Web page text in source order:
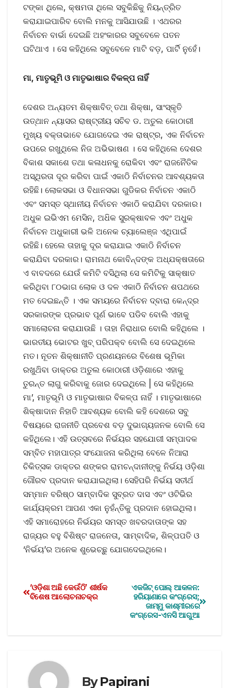
ଟଙ୍କା ଥିଲେ, କ୍ଷମତା ଥିଲେ ସବୁକିଛିକୁ ନିୟନ୍ତ୍ରିତ
କରାଯାଇପାରିବ ବୋଲି ମନକୁ ଆସିଯାଉଛି । ଏଥରର
ନିର୍ବାଚନ ବାର୍ଭା ଦେଇଛି ଅହଂକାରର ସବୁବେଳେ ପତନ
ଘଟିଥାଏ । ସେ କହିଥିଲେ ସବୁବେଳେ ମାଟି ବଡ଼, ପାର୍ଟି ନୁହେଁ।
ମା, ମାତୃଭୂମି ଓ ମାତୃଭାଷାର ବିକଳ୍ପ ନାହିଁ
ଦେଶର ଅନ୍ୟତମ ଶିକ୍ଷାବିତ୍ ତଥା ଶିକ୍ଷା, ସାଂସ୍କୃତି
ଉତ୍ଥାନ ନ୍ୟାସର ରାଷ୍ଟ୍ରୀୟ ସଚିବ ଡ. ଅତୁଲ କୋଠାରୀ
ମୁଖ୍ୟ ବକ୍ତାଭାବେ ଯୋଗଦେଇ ଏକ ରାଷ୍ଟ୍ର, ଏକ ନିର୍ବାଚନ
ଉପରେ ରଖୁଥିଲେ ନିଜ ଅଭିଭାଷଣ । ସେ କହିଥିଲେ ଦେଶର
ବିକାଶ ସକାଶେ ତଥା କଳାଧନକୁ ରୋକିବା ଏବଂ ରାଜନୈତିକ
ଅସ୍ଥିରତା ଦୂର କରିବା ପାଇଁ ଏକାଠି ନିର୍ବାଚନର ଆବଶ୍ୟକ‌ତା
ରହିଛି। ଲୋକସଭା ଓ ବିଧାନସଭା ଗୁଡିକର ନିର୍ବାଚନ ଏକାଠି
ଏବଂ ସମସ୍ତ ସ୍ଥାନୀୟ ନିର୍ବାଚନ ଏକାଠି କରାଯିବା ଦରକାର।
ଅଧୁକ ଇଭିଏମ ମେସିନ, ଅଧ‌ିକ ସୁରକ୍ଷାବଳ ଏବଂ ଅଧୁକ
ନିର୍ବାଚନ ଅଧୁକାରୀ ଭଳି ଅନେକ ଚ୍ୟାଲେଞ୍ଜ ଏଥିପାଇଁ
ରହିଛି। ହେଲେ ତାହାକୁ ଦୂର କରାଯାଇ ଏକାଠି ନିର୍ବାଚନ
କରାଯିବା ଦରକାର। ରାମନାଥ କୋବିନ୍ଦଙ୍କ ଅଧ୍ଯକ୍ଷତାରେ
ଏ ବାବଦରେ ଯେଉଁ କମିଟି ବସିଥିଲା ସେ କମିଟିକୁ ସାକ୍ଷାତ
କରିଥିବା ୮୦ଭାଗ ଲୋକ ଓ ଦଳ ଏକାଠି ନିର୍ବାଚନ ଶପଥରେ
ମତ ଦେଇଛନ୍ତି । ଏକ ସମୟରେ ନିର୍ବାଚନ ଦ୍ବାରା କେନ୍ଦ୍ର
ସରକାରଙ୍କ ପ୍ରଭାବ ପୂର୍ଣ ଭାବେ ପଡିବ ବୋଲି ଏହାକୁ
ସମାଲୋଚନା କରାଯାଉଛି । ତାହା ନିରାଧାର ବୋଲି କହିଥିଲେ ।
ଭାରତୀୟ ଭୋଟର ଖୁବ୍ ପରିପକ୍ବ ବୋଲି ସେ ଦେଇଥିଲେ
ମତ। ନୂତନ ଶିକ୍ଷାନୀତି ପ୍ରଣୟନରେ ବିଶେଷ ଭୂମିକା
ରଖୁଥ‌ିବା ଡାକ୍ତର ଅତୁଲ କୋଠାରୀ ଓଡ଼ିଶାରେ ଏହାକୁ
ତୁରନ୍ତ ଲାଗୁ କରିବାକୁ ଜୋର ଦେଇଥିଲେ | ସେ କହିଥିଲେ
ମା’, ମାତୃଭୂମି ଓ ମାତୃଭାଷାର ବିକଳ୍ପ ନାହିଁ । ମାତୃଭାଷାରେ
ଶିକ୍ଷାଦାନ ନିହାତି ଆବଶ୍ୟକ ବୋଲି କହି ଦେଶରେ ସବୁ
ବିଷୟରେ ରାଜନୀତି ପ୍ରବେଶ ବଡ଼ ଦୁଭାଗ୍ୟଜନକ ବୋଲି ସେ
କହିଥିଲେ। ଏହି ଉତ୍ସବରେ ନିର୍ଭୟର ସହଯୋଗୀ ସମ୍ପାଦକ
ସମ୍ବିତ ମହାପାତ୍ର ସଂଯୋଜନା କରିଥିଲା ବେଳେ ନିଆରା
ଚିକିତ୍ସକ ଡାକ୍ତର ଶଙ୍କର ରାମଚନ୍ଦାନୀଙ୍କୁ ନିର୍ଭୟ ଓଡ଼ିଶା
ଗୌରବ ପ୍ରଦାନ କରାଯାଇଥିଲା। ସେହିପରି ନିର୍ଭୟ ସତୀର୍ଥ
ସମ୍ମାନ ବରିଷ୍ଠ ସାମ୍ବାଦିକ ସୁବ୍ରତ ଦାସ ଏବଂ ଓଟିଭିର
କାର୍ଯ୍ୟକ୍ରମ ଆପଣ ଏକା ନୁହଁନ୍ତିକୁ ପ୍ରଦାନ ହୋଇଥିଲା।
ଏହି ସମାରୋହରେ ନିର୍ଭୟର ସମସ୍ତ ଖବରଦାତାଙ୍କ ସହ
ରାଜ୍ୟର ବହୁ ବିଶିଷ୍ଟ ରାଜନେତା, ସାମ୍ବାଦିକ, ଶିଳ୍ପପତି ଓ
‘ନିର୍ଭୟ’ର ଅନେକ ଶୁଭେଚ୍ଛୁ ଯୋଗଦେଇଥିଲେ।
ଏକଜିଟ୍ ପୋଲ୍ ଆକଳନ:
ହରିୟାଣାରେ କଂଗ୍ରେସ;
ଜାମ୍ମୁ କାଶ୍ମୀରରେ
କଂଗ୍ରେସ-ଏନସି ଆଗୁଆ
‘ଓଡ଼ିଶା ଅଛି କେଉଁଠି’ ଶୀର୍ଷକ
ବିଶେଷ ଆଲୋଚନାଚକ୍ର
ByPapirani